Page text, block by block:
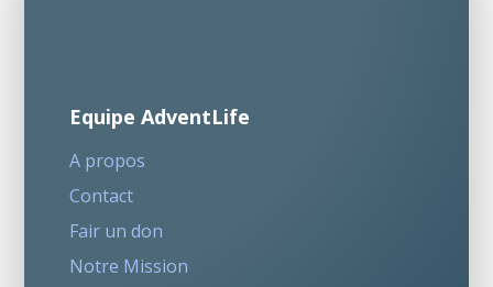
Equipe AdventLife
A propos
Contact
Fair un don
Notre Mission